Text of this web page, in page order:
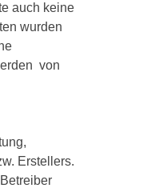
auch keine
wurden
von
Erstellers.